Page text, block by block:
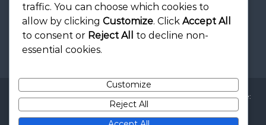
Copyright © 2026daantjekooktvega.nlAll rights reserved. Theme:
Flashby ThemeGrill. Powered byWordPress
Neem contact op
Over ons Privacybeleid
traffic. You can choose which cookies to
allow by clicking Customize. Click Accept All
to consent or Reject All
to decline non-
essential cookies.
Customize
Reject All